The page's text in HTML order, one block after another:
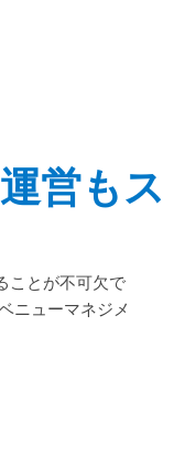
営もス
ことが不可欠で
ニューマネジメ